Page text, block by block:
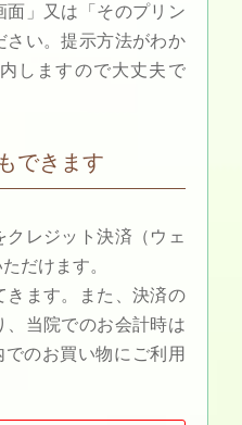
面」又は「そのプリン
さい。提示方法がわか
しますので大丈夫で
できます
レジット決済（ウェ
だけます。
きます。また、決済の
、当院でのお会計時は
のお買い物にご利用